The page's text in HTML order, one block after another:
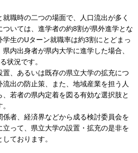
職時の二つの場面で、人口流出が多く
いては、進学者の約8割が県外進学とな
学生のUターン就職率は約3割にとどまっ
内出身者が県内大学に進学した場合、
状況です。
置、あるいは既存の県立大学の拡充につ
出の防止策、また、地域産業を担う人
若者の県内定着を図る有効な選択肢と
者、経済界などから成る検討委員会を
って、県立大学の設置・拡充の是非を
ております。